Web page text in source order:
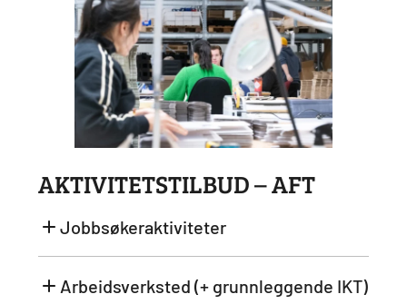
AKTIVITETSTILBUD – AFT
Jobbsøkeraktiviteter
Arbeidsverksted (+ grunnleggende IKT)